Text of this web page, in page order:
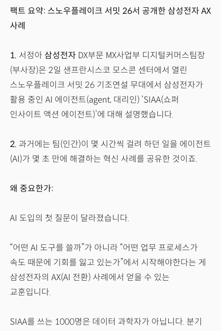
팩트 요약: 스노우플레이크 서밋 26서 공개한 삼성전자 AX
사례
1. 서정아 삼성전자 DX부문 MX사업부 디지털커머스팀장
(부사장)은 2일 샌프란시스코 모스콘 센터에서 열린
스노우플레이크 서밋 26 기조연설 무대에서 삼성전자가
활용 중인 AI 에이전트(agent, 대리인) ‘SIAA(쇼퍼
인사이트 액션 에이전트)’에 대해 설명했습니다.
2. 과거에는 팀(인간)이 몇 시간씩 걸려 하던 일을 에이전트
(AI)가 몇 초 만에 해결하는 혁신 사례를 공유한 것이죠.
왜 중요한가:
AI 도입의 첫 질문이 달라졌습니다.
“어떤 AI 도구를 쓸까”가 아니라 “어떤 업무 프로세스가
속도 때문에 기회를 잃고 있는가”에서 시작해야한다는 게
삼성전자의 AX(AI 전환) 사례에서 얻을 수 있는
교훈입니다.
SIAA를 쓰는 1000명은 데이터 과학자가 아닙니다. 분기